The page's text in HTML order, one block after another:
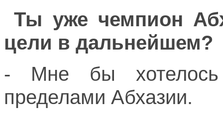
Ты уже чемпион
цели в дальнейшем?
- Мне бы
пределами Абхазии.